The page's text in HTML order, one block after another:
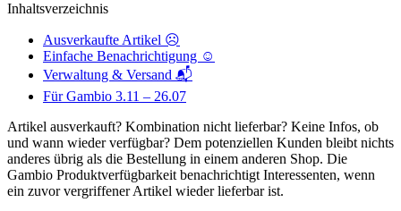
Inhaltsverzeichnis
Ausverkaufte Artikel ☹️
Einfache Benachrichtigung ☺️
Verwaltung & Versand 📬
Für Gambio 3.11 – 26.07
Artikel ausverkauft? Kombination nicht lieferbar? Keine Infos, ob
und wann wieder verfügbar? Dem potenziellen Kunden bleibt nichts
anderes übrig als die Bestellung in einem anderen Shop. Die
Gambio Produktverfügbarkeit benachrichtigt Interessenten, wenn
ein zuvor vergriffener Artikel wieder lieferbar ist.